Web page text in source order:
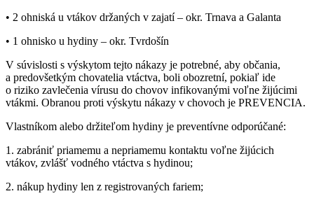
• 2 ohniská u vtákov držaných v zajatí – okr. Trnava a Galanta
• 1 ohnisko u hydiny – okr. Tvrdošín
V súvislosti s výskytom tejto nákazy je potrebné, aby občania,
a predovšetkým chovatelia vtáctva, boli obozretní, pokiaľ ide
o riziko zavlečenia vírusu do chovov infikovanými voľne žijúcimi
vtákmi. Obranou proti výskytu nákazy v chovoch je PREVENCIA.
Vlastníkom alebo držiteľom hydiny je preventívne odporúčané:
1. zabrániť priamemu a nepriamemu kontaktu voľne žijúcich
vtákov, zvlášť vodného vtáctva s hydinou;
2. nákup hydiny len z registrovaných fariem;